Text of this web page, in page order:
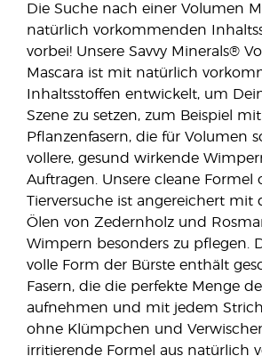
Die Suche nach einer Volumen
natürlich vorkommenden
vorbei! Unsere Savvy Minerals®
Mascara ist mit natürlich
Inhaltsstoffen entwickelt, um
Szene zu setzen, zum Beispiel
Pflanzenfasern, die für Volumen
vollere, gesund wirkende
Auftragen. Unsere cleane Formel
Tierversuche ist angereichert mit
Ölen von Zedernholz und
Wimpern besonders zu pflegen.
volle Form der Bürste enthält
Fasern, die die perfekte Menge
aufnehmen und mit jedem
ohne Klümpchen und
irritierende Formel aus natürlich